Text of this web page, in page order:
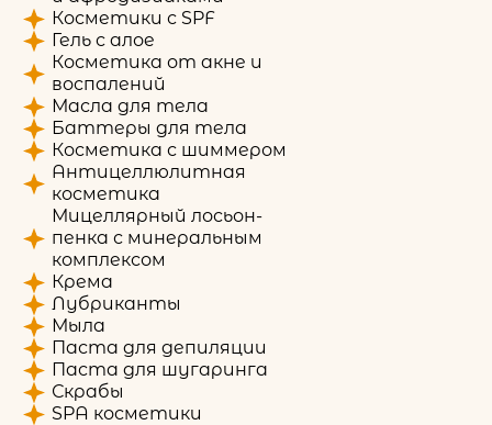
Косметики с SPF
Гель с алое
Косметика от акне и
воспалений
Масла для тела
Баттеры для тела
Косметика с шиммером
Антицеллюлитная
косметика
Мицеллярный лосьон-
пенка с минеральным
комплексом
Крема
Лубриканты
Мыла
Паста для депиляции
Паста для шугаринга
Скрабы
SPA косметики